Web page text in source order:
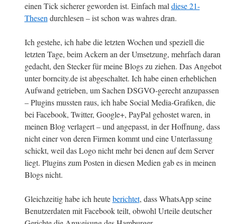
einen Tick sicherer geworden ist. Einfach maldiese 21-
Thesendurchlesen – ist schon was wahres dran.
Ich gestehe, ich habe die letzten Wochen und speziell die
letzten Tage, beim Ackern an der Umsetzung, mehrfach daran
gedacht, den Stecker für meine Blogs zu ziehen. Das Angebot
unter borncity.de ist abgeschaltet. Ich habe einen erheblichen
Aufwand getrieben, um Sachen DSGVO-gerecht anzupassen
– Plugins mussten raus, ich habe Social Media-Grafiken, die
bei Facebook, Twitter, Google+, PayPal gehostet waren, in
meinen Blog verlagert – und angepasst, in der Hoffnung, dass
nicht einer von deren Firmen kommt und eine Unterlassung
schickt, weil das Logo nicht mehr bei denen auf dem Server
liegt. Plugins zum Posten in diesen Medien gab es in meinen
Blogs nicht.
Gleichzeitig habe ich heuteberichtet, dass WhatsApp seine
Benutzerdaten mit Facebook teilt, obwohl Urteile deutscher